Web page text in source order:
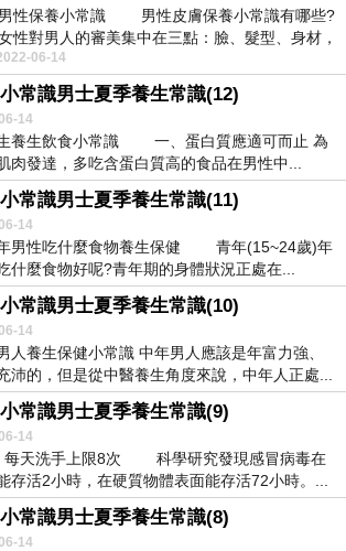
男性保養小常識 男性皮膚保養小常識有哪些?
性對男人的審美集中在三點：臉、髮型、身材，
臉，所...
06-14
常識男士夏季養生常識(12)
14
養生飲食小常識 一、蛋白質應適可而止 為
肉發達，多吃含蛋白質高的食品在男性中...
常識男士夏季養生常識(11)
14
男性吃什麼食物養生保健 青年(15~24歲)年
什麼食物好呢?青年期的身體狀況正處在...
常識男士夏季養生常識(10)
14
人養生保健小常識 中年男人應該是年富力強、
沛的，但是從中醫養生角度來說，中年人正處...
常識男士夏季養生常識(9)
14
天洗手上限8次 科學研究發現感冒病毒在
存活2小時，在硬質物體表面能存活72小時。...
常識男士夏季養生常識(8)
14